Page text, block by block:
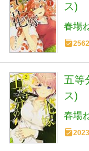
ス)
春場
2562
五等
ス)
春場
2023